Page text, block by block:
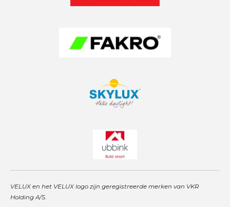
VELUX en het VELUX logo zijn geregistreerde merken van VKR
Holding A/S.